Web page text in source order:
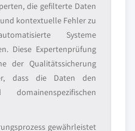
die gefilterte Daten
kontextuelle Fehler zu
Systeme
Diese Expertenprüfung
der Qualitätssicherung
dass die Daten den
gewährleistet